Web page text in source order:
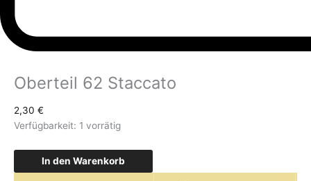
Oberteil 62 Staccato
2,30 €
Verfügbarkeit: 1 vorrätig
In den Warenkorb